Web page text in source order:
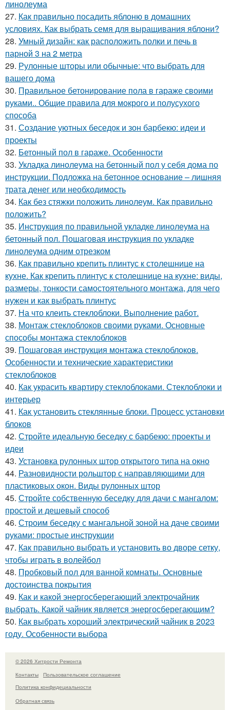
линолеума
27. Как правильно посадить яблоню в домашних
условиях. Как выбрать семя для выращивания яблони?
28. Умный дизайн: как расположить полки и печь в
парной 3 на 2 метра
29. Рулонные шторы или обычные: что выбрать для
вашего дома
30. Правильное бетонирование пола в гараже своими
руками.. Общие правила для мокрого и полусухого
способа
31. Создание уютных беседок и зон барбекю: идеи и
проекты
32. Бетонный пол в гараже. Особенности
33. Укладка линолеума на бетонный пол у себя дома по
инструкции. Подложка на бетонное основание – лишняя
трата денег или необходимость
34. Как без стяжки положить линолеум. Как правильно
положить?
35. Инструкция по правильной укладке линолеума на
бетонный пол. Пошаговая инструкция по укладке
линолеума одним отрезком
36. Как правильно крепить плинтус к столешнице на
кухне. Как крепить плинтус к столешнице на кухне: виды,
размеры, тонкости самостоятельного монтажа, для чего
нужен и как выбрать плинтус
37. На что клеить стеклоблоки. Выполнение работ.
38. Монтаж стеклоблоков своими руками. Основные
способы монтажа стеклоблоков
39. Пошаговая инструкция монтажа стеклоблоков.
Особенности и технические характеристики
стеклоблоков
40. Как украсить квартиру стеклоблоками. Стеклоблоки и
интерьер
41. Как установить стеклянные блоки. Процесс установки
блоков
42. Стройте идеальную беседку с барбекю: проекты и
идеи
43. Установка рулонных штор открытого типа на окно
44. Разновидности рольштор с направляющими для
пластиковых окон. Виды рулонных штор
45. Стройте собственную беседку для дачи с мангалом:
простой и дешевый способ
46. Строим беседку с мангальной зоной на даче своими
руками: простые инструкции
47. Как правильно выбрать и установить во дворе сетку,
чтобы играть в волейбол
48. Пробковый пол для ванной комнаты. Основные
достоинства покрытия
49. Как и какой энергосберегающий электрочайник
выбрать. Какой чайник является энергосберегающим?
50. Как выбрать хороший электрический чайник в 2023
году. Особенности выбора
© 2026 Хитрости Ремонта
Контакты
Пользовательское соглашение
Политика конфидециальности
Обратная связь